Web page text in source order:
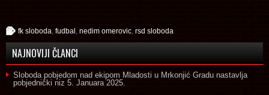
fk sloboda fudbal nedim omerovic rsd sloboda
NAJNOVIJI ČLANCI
Sloboda pobjedom nad ekipom Mladosti u Mrkonjić Gradu nastavlja
pobjednički niz 5. Januara 2025.